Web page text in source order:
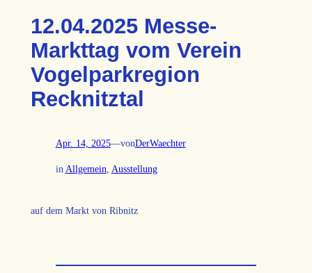
12.04.2025 Messe-
Markttag vom Verein
Vogelparkregion
Recknitztal
Apr. 14, 2025—vonDerWaechter
in Allgemein Ausstellung
auf dem Markt von Ribnitz